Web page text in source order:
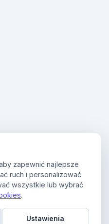
zapewnić najlepsze
ruch i personalizować
wszystkie lub wybrać
.
Ustawienia